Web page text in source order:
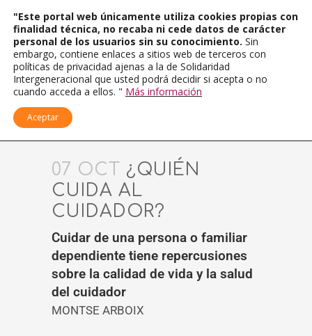
07 OCT
¿QUIÉN
CUIDA AL
CUIDADOR?
Cuidar de una persona o familiar
dependiente tiene repercusiones
sobre la calidad de vida y la salud
del cuidador
MONTSE ARBOIX
"Este portal web únicamente utiliza cookies propias con
finalidad técnica, no recaba ni cede datos de carácter
personal de los usuarios sin su conocimiento. Sin
embargo, contiene enlaces a sitios web de terceros con
políticas de privacidad ajenas a la de Solidaridad
Intergeneracional que usted podrá decidir si acepta o no
cuando acceda a ellos. " Más información
Aceptar